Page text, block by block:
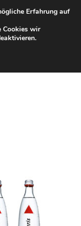
Erfahrung auf
Cookies wir